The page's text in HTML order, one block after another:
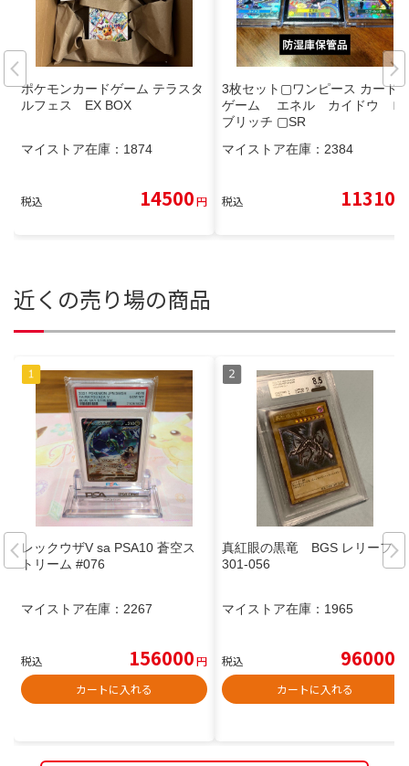
ポケモンカードゲーム テラスタ
ルフェス EX BOX
マイストア在庫： 1874
税込 14500円
3枚セット▢ワンピース カード
ゲーム エネル カイドウ ロ
ブリッチ ▢SR
マイストア在庫： 2384
税込 11310
近くの売り場の商品
レックウザV sa PSA10 蒼空ス
トリーム #076
マイストア在庫： 2267
税込 156000円
カートに入れる
真紅眼の黒竜 BGS レリーフ
301-056
マイストア在庫： 1965
税込 96000
カートに入れる